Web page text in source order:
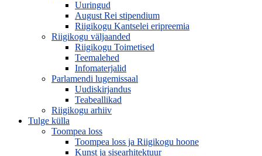
Uuringud
August Rei stipendium
Riigikogu Kantselei eripreemia
Riigikogu väljaanded
Riigikogu Toimetised
Teemalehed
Infomaterjalid
Parlamendi lugemissaal
Uudiskirjandus
Teabeallikad
Riigikogu arhiiv
Tulge külla
Toompea loss
Toompea loss ja Riigikogu hoone
Kunst ja sisearhitektuur